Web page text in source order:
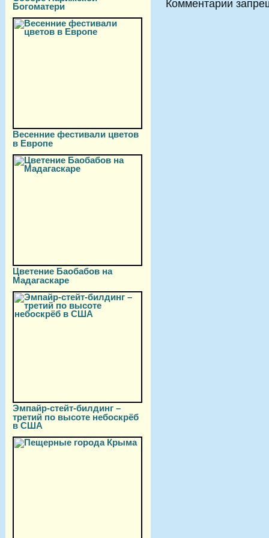
Богоматери
Весенние фестивали цветов
в Европе
Цветение Баобабов на
Мадагаскаре
Эмпайр-стейт-билдинг –
третий по высоте небоскрёб
в США
Комментарии